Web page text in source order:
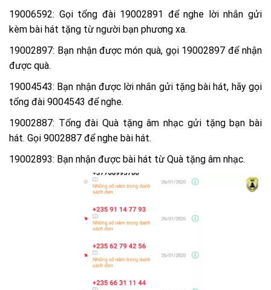
19006592: Gọi tổng đài 19002891 để nghe lời nhắn gửi
kèm bài hát tặng từ người bạn phương xa.
19002897: Bạn nhận được món quà, gọi 19002897 để nhận
được quà.
19004543: Bạn nhận được lời nhắn gửi tặng bài hát, hãy gọi
tổng đài 9004543 để nghe.
19002887: Tổng đài Quà tặng âm nhạc gửi tặng bạn bài
hát. Gọi 9002887 để nghe bài hát.
19002893: Bạn nhận được bài hát từ Quà tặng âm nhạc.